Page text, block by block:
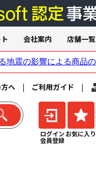
へ | ご利用ガイド |
ログイン
会員登録
お気に入り
会社案内 店舗一覧